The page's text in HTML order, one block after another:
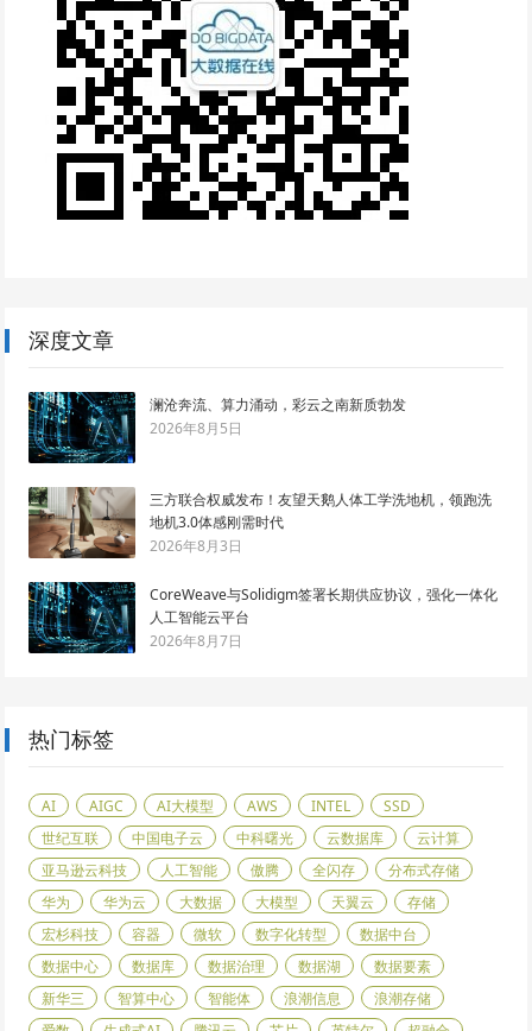
深度文章
澜沧奔流、算力涌动，彩云之南新质勃发
2026年8月5日
三方联合权威发布！友望天鹅人体工学洗地机，领跑洗
地机3.0体感刚需时代
2026年8月3日
CoreWeave与Solidigm签署长期供应协议，强化一体化
人工智能云平台
2026年8月7日
热门标签
AI AIGC AI大模型 AWS INTEL
SSD
世纪互联
中国电子云 中科曙光 云数据库
云计算
亚马逊云科技
人工智能 傲腾 全闪存
分布式存储
华为
华为云 大数据 大模型 天翼云
存储
宏杉科技
容器 微软 数字化转型
数据中台
数据中心
数据库 数据治理 数据湖
数据要素
新华三
智算中心 智能体 浪潮信息
浪潮存储